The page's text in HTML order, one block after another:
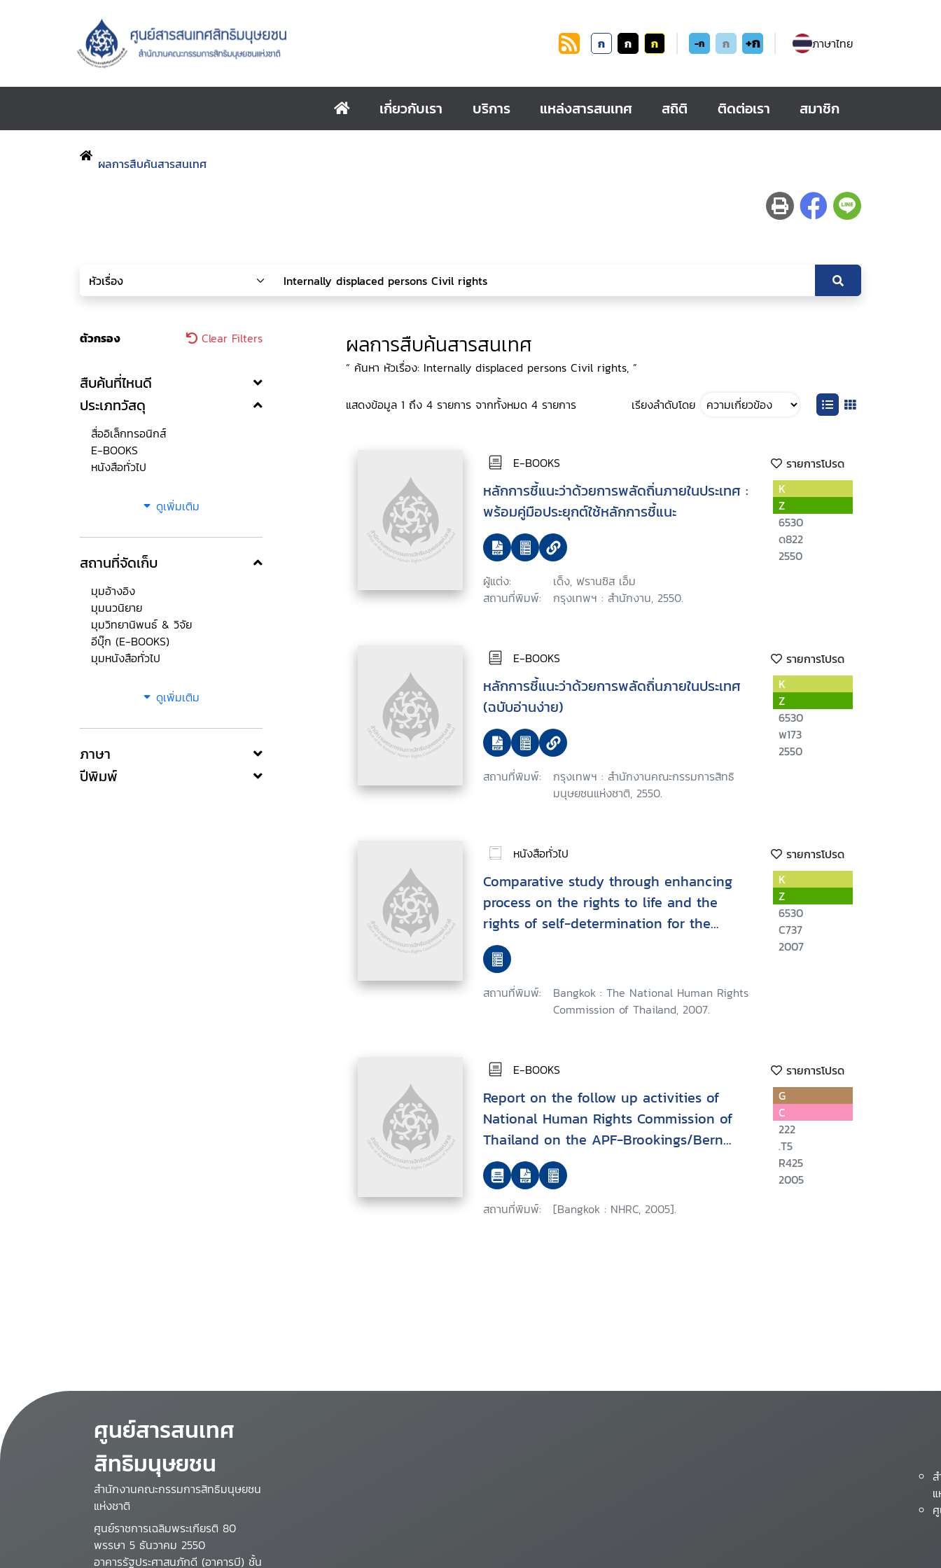
ก ก ก -ก ก +ก ภาษาไทย
เกี่ยวกับเรา บริการ แหล่งสารสนเทศ สถิติ ติดต่อเรา สมาชิก
ผลการสืบค้นสารสนเทศ
ตัวกรอง Clear Filters
สืบค้นที่ไหนดี
ประเภทวัสดุ
สื่ออิเล็กทรอนิกส์
E-BOOKS
หนังสือทั่วไป
ดูเพิ่มเติม
สถานที่จัดเก็บ
มุมอ้างอิง
มุมนวนิยาย
มุมวิทยานิพนธ์ & วิจัย
อีบุ๊ก (E-BOOKS)
มุมหนังสือทั่วไป
ดูเพิ่มเติม
ภาษา
ปีพิมพ์
ผลการสืบค้นสารสนเทศ
“ ค้นหา หัวเรื่อง: Internally displaced persons Civil rights, ”
แสดงข้อมูล 1 ถึง 4 รายการ จากทั้งหมด 4 รายการ เรียงลำดับโดย
E-BOOKS รายการโปรด
หลักการชี้แนะว่าด้วยการพลัดถิ่นภายในประเทศ :
พร้อมคู่มือประยุกต์ใช้หลักการชี้แนะ
ผู้แต่ง:
เด็ง, ฟรานซิส เอ็ม
สถานที่พิมพ์:
กรุงเทพฯ : สำนักงาน, 2550.
K
Z
6530
ด822
2550
E-BOOKS รายการโปรด
หลักการชี้แนะว่าด้วยการพลัดถิ่นภายในประเทศ
(ฉบับอ่านง่าย)
สถานที่พิมพ์:
กรุงเทพฯ : สำนักงานคณะกรรมการสิทธิ
มนุษยชนแห่งชาติ, 2550.
K
Z
6530
พ173
2550
หนังสือทั่วไป รายการโปรด
Comparative study through enhancing
process on the rights to life and the
rights of self-determination for the
internally displaced persons among the
risky areas under the Thai government
policy : November 2005 - April 2007
สถานที่พิมพ์:
Bangkok : The National Human Rights
Commission of Thailand, 2007.
K
Z
6530
C737
2007
E-BOOKS รายการโปรด
Report on the follow up activities of
National Human Rights Commission of
Thailand on the APF-Brookings/Bern
project on internally displaced persons
สถานที่พิมพ์: [Bangkok : NHRC, 2005].
G
C
222
.T5
R425
2005
ศูนย์สารสนเทศ
สิทธิมนุษยชน
สำนักงานคณะกรรมการสิทธิมนุษยชน
แห่งชาติ
ศูนย์ราชการเฉลิมพระเกียรติ 80
พรรษา 5 ธันวาคม 2550
อาคารรัฐประศาสนภักดี (อาคารบี) ชั้น